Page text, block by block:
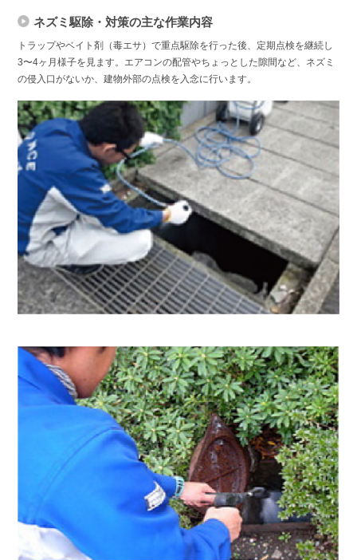
ネズミ駆除・対策の主な作業内容
トラップやベイト剤（毒エサ）で重点駆除を行った後、定期点検を継続し
3〜4ヶ月様子を見ます。エアコンの配管やちょっとした隙間など、ネズミ
の侵入口がないか、建物外部の点検を入念に行います。